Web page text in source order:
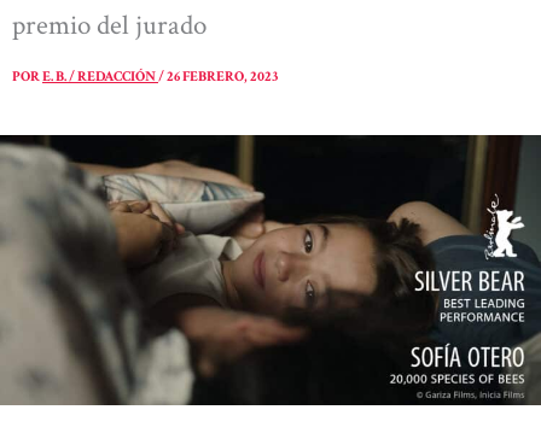
premio del jurado
PORE. B. / REDACCIÓN/26 FEBRERO, 2023